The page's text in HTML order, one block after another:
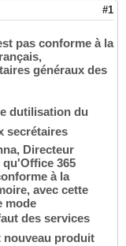
#1
pas conforme à la
généraux des
dutilisation du
secrétaires
Directeur
365
à la
avec cette
mode
des services
nouveau produit